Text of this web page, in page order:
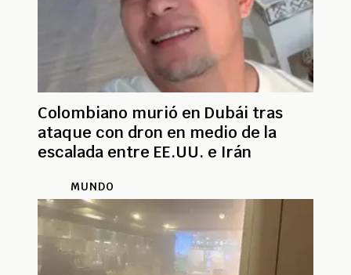
Colombiano murió en Dubái tras
ataque con dron en medio de la
escalada entre EE.UU. e Irán
MUNDO